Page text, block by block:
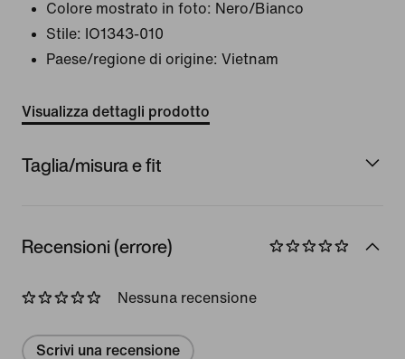
Colore mostrato in foto: Nero/Bianco
Stile:
IO1343-010
Paese/regione di origine: Vietnam
Visualizza dettagli prodotto
Taglia/misura e fit
Recensioni (errore)
Nessuna recensione
Scrivi una recensione